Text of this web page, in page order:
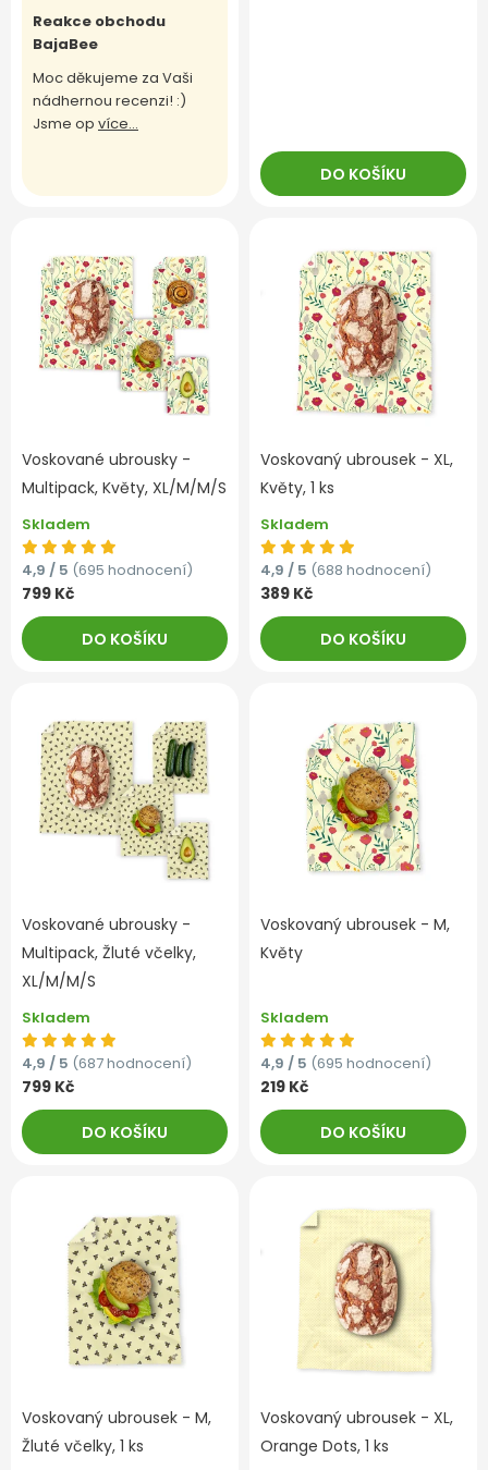
Reakce obchodu
BajaBee
Moc děkujeme za Vaši
nádhernou recenzi! :)
Jsme op více...
DO KOŠÍKU
Voskované ubrousky -
Multipack, Květy, XL/M/M/S
Skladem
4,9 / 5 (695 hodnocení)
799 Kč
DO KOŠÍKU
Voskovaný ubrousek - XL,
Květy, 1 ks
Skladem
4,9 / 5 (688 hodnocení)
389 Kč
DO KOŠÍKU
Voskované ubrousky -
Multipack, Žluté včelky,
XL/M/M/S
Skladem
4,9 / 5 (687 hodnocení)
799 Kč
DO KOŠÍKU
Voskovaný ubrousek - M,
Květy
Skladem
4,9 / 5 (695 hodnocení)
219 Kč
DO KOŠÍKU
Voskovaný ubrousek - M,
Žluté včelky, 1 ks
Voskovaný ubrousek - XL,
Orange Dots, 1 ks